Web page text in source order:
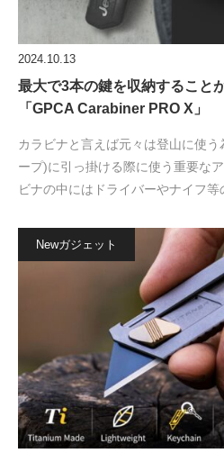
2024.10.13
最大で3本の鍵を収納すること
「GPCA Carabiner PRO X」
カラビナと言えば元々は登山に使
ープ)に引っ掛ける際に使う重要な
ビナの中にはドライバーやナイフ等
Newガジェット